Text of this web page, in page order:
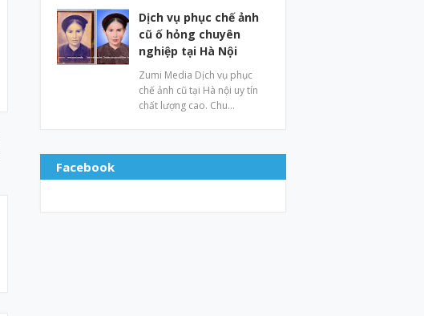
Dịch vụ phục chế ảnh
cũ ố hỏng chuyên
nghiệp tại Hà Nội
Zumi Media Dịch vụ phục
chế ảnh cũ tại Hà nội uy tín
chất lượng cao. Chu…
Facebook